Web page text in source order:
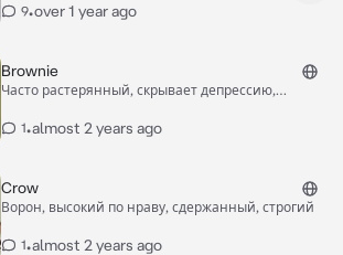
9•over 1 year ago
Brownie
Часто растерянный, скрывает депрессию,
1•almost 2 years ago
Crow
Ворон, высокий по нраву, сдержанный, строгий
1•almost 2 years ago